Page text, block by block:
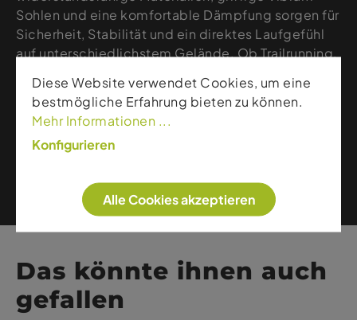
Sohlen und eine komfortable Dämpfung sorgen für
Sicherheit, Stabilität und ein direktes Laufgefühl
auf unterschiedlichstem Gelände. Ob Trailrunning,
technische Performance, hohe Langlebigkeit und
modernes Design für alle, die draußen keine
Kompromisse eingehen möchten.
Das könnte ihnen auch
gefallen
Diese Website verwendet Cookies, um eine
bestmögliche Erfahrung bieten zu können.
Mehr Informationen ...
Konfigurieren
Alle Cookies akzeptieren